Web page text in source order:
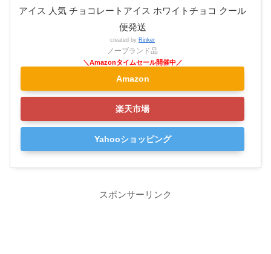
アイス 人気 チョコレートアイス ホワイトチョコ クール
便発送
created by Rinker
ノーブランド品
Amazon
楽天市場
Yahooショッピング
スポンサーリンク